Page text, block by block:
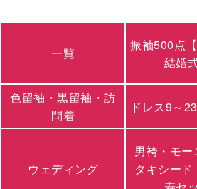
一覧
振袖500点
結婚
色留袖・黒留袖・訪
問着
ドレス9～
ウェディング
男袴・モ
タキシー